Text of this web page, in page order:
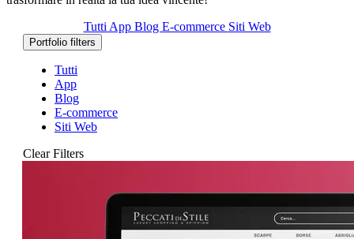
Tutti App Blog E-commerce Siti Web
Portfolio filters
Tutti
App
Blog
E-commerce
Siti Web
Clear Filters